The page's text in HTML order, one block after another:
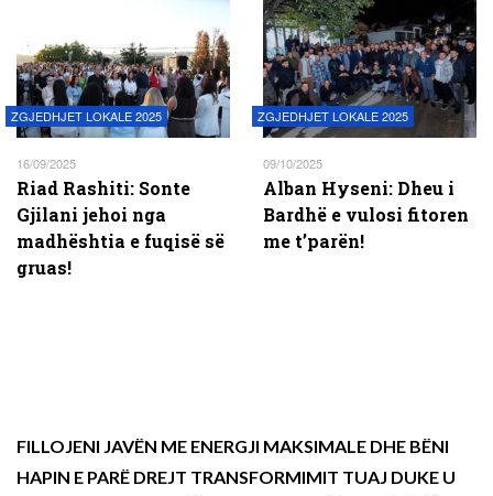
ZGJEDHJET LOKALE 2025
16/09/2025
Riad Rashiti: Sonte
Gjilani jehoi nga
madhështia e fuqisë së
gruas!
ZGJEDHJET LOKALE 2025
09/10/2025
Alban Hyseni: Dheu i
Bardhë e vulosi fitoren
me t’parën!
FILLOJENI JAVËN ME ENERGJI MAKSIMALE DHE BËNI
HAPIN E PARË DREJT TRANSFORMIMIT TUAJ DUKE U